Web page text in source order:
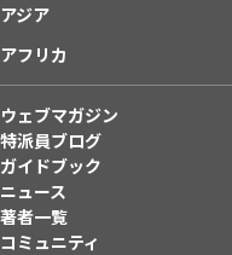
アジア
アフリカ
ウェブマガジン
特派員ブログ
ガイドブック
ニュース
著者一覧
コミュニティ